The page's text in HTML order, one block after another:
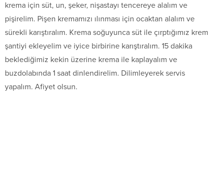
krema için süt, un, şeker, nişastayı tencereye alalım ve
pişirelim. Pişen kremamızı ılınması için ocaktan alalım ve
sürekli karıştıralım. Krema soğuyunca süt ile çırptığımız krem
şantiyi ekleyelim ve iyice birbirine karıştıralım. 15 dakika
beklediğimiz kekin üzerine krema ile kaplayalım ve
buzdolabında 1 saat dinlendirelim. Dilimleyerek servis
yapalım. Afiyet olsun.